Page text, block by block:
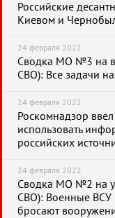
Российские
Киевом и
24 февраля 2022
Сводка МО №3 на
СВО): Все задачи
24 февраля 2022
Роскомнадзор
использовать
российских
24 февраля 2022
Сводка МО №2 на
СВО): Военные ВСУ
бросают